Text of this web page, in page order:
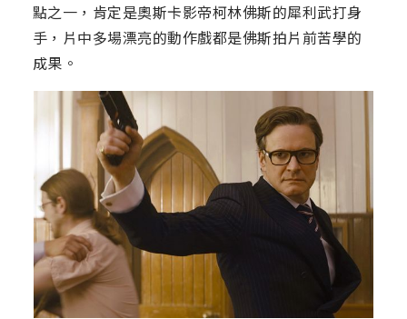
點之一，肯定是奧斯卡影帝柯林佛斯的犀利武打身
手，片中多場漂亮的動作戲都是佛斯拍片前苦學的
成果。